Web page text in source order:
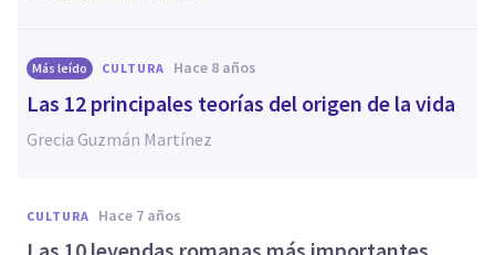
Más leído CULTURA hace 8 años
Las 12 principales teorías del origen de la vida
Grecia Guzmán Martínez
CULTURA hace 7 años